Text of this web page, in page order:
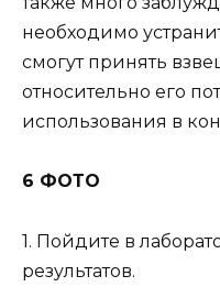
необходимо
смогут принять
относительно его
использования в
6 ФОТО
1. Пойдите в
результатов.